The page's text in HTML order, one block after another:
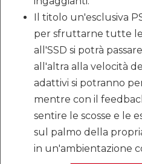
Il titolo un'esclusiva
per sfruttarne tutte
all'SSD si potrà
all'altra alla velocità
adattivi si potranno
mentre con il
sentire le scosse e le
sul palmo della
in un'ambientazione